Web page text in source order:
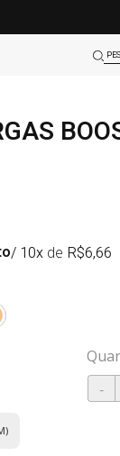
/ 10x de R$6,66
-